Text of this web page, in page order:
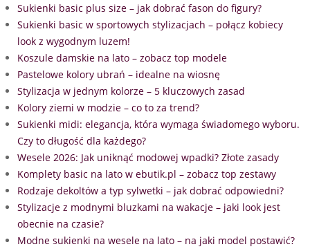
Sukienki basic plus size – jak dobrać fason do figury?
Sukienki basic w sportowych stylizacjach – połącz kobiecy
look z wygodnym luzem!
Koszule damskie na lato – zobacz top modele
Pastelowe kolory ubrań – idealne na wiosnę
Stylizacja w jednym kolorze – 5 kluczowych zasad
Kolory ziemi w modzie – co to za trend?
Sukienki midi: elegancja, która wymaga świadomego wyboru.
Czy to długość dla każdego?
Wesele 2026: Jak uniknąć modowej wpadki? Złote zasady
Komplety basic na lato w ebutik.pl – zobacz top zestawy
Rodzaje dekoltów a typ sylwetki – jak dobrać odpowiedni?
Stylizacje z modnymi bluzkami na wakacje – jaki look jest
obecnie na czasie?
Modne sukienki na wesele na lato – na jaki model postawić?